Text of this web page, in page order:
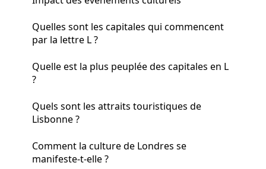
Quelles sont les capitales qui commencent
par la lettre L ?
Quelle est la plus peuplée des capitales en L
?
Quels sont les attraits touristiques de
Lisbonne ?
Comment la culture de Londres se
manifeste-t-elle ?